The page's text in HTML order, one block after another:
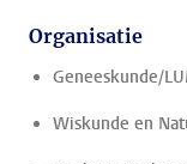
Organisatie
Geneeskunde/
Wiskunde en